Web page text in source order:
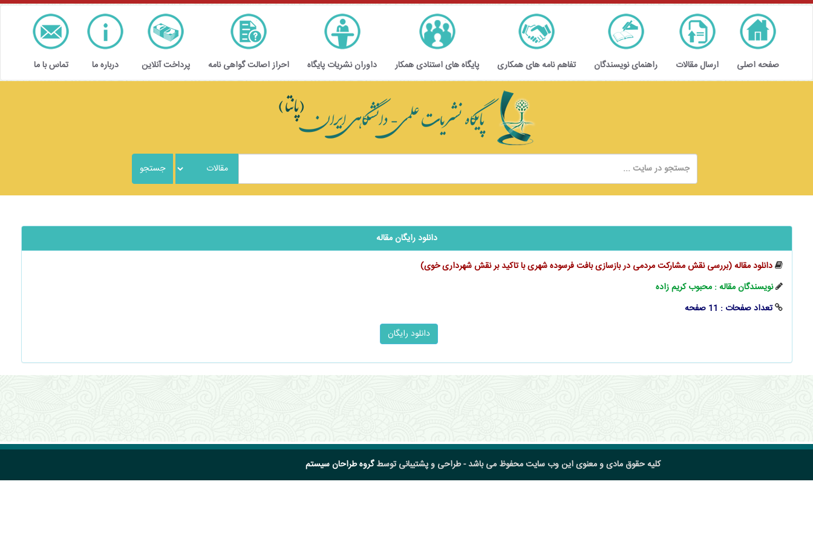
صفحه اصلی ارسال مقالات راهنمای نویسندگان تفاهم نامه های همکاری پایگاه های استنادی همکار داوران نشریات پایگاه احراز اصالت گواهی نامه پرداخت آنلاین درباره ما تماس با ما
دانلود رایگان مقاله
دانلود مقاله (بررسی نقش مشارکت مردمی در بازسازی بافت فرسوده شهری با تاکید بر نقش شهرداری خوی)
نویسندگان مقاله : محبوب کریم ‌زاده
تعداد صفحات : 11 صفحه
کلیه حقوق مادی و معنوی این وب سایت محفوظ می باشد - طراحی و پشتیبانی توسطگروه طراحان سیستم